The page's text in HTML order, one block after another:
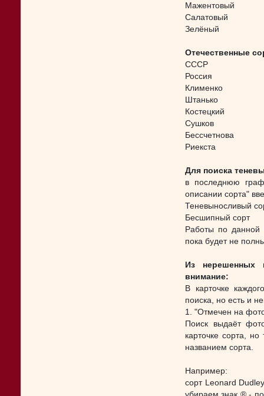
Мажентовый
Салатовый
Зелёный
Отечественные
СССР
Россия
Клименко
Штанько
Костецкий
Сушков
Бессчетнова
Риекста
Для поиска
в последнюю
описании сорта"
Теневыносливый
Бесшипный сорт
Работы по данной
пока будет не
Из нерешенных
внимание:
В карточке
поиска, но есть и
1. "Отмечен на
Поиск выдаёт
карточке сорта,
названием сорта.
Например:
сорт Leonard